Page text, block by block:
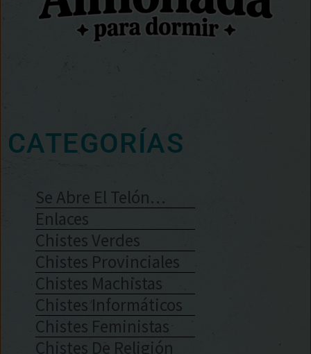
CATEGORÍAS
Se Abre El Telón…
Enlaces
Chistes Verdes
Chistes Provinciales
Chistes Machistas
Chistes Informáticos
Chistes Feministas
Chistes De Religión